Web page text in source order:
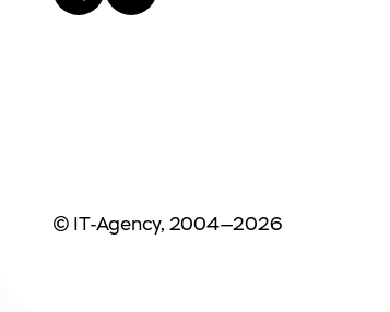
© IT-Agency, 2004—2026